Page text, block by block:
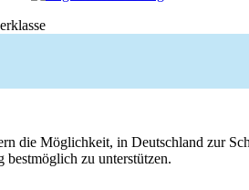
die Möglichkeit, in Deutschland zur
zu unterstützen.